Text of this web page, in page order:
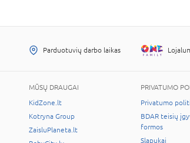
Parduotuvių darbo laikas
MŪSŲ DRAUGAI
KidZone.lt
Kotryna Group
ZaisluPlaneta.lt
PRIVATUMO
Privatumo
BDAR teisių
formos
Slapukai